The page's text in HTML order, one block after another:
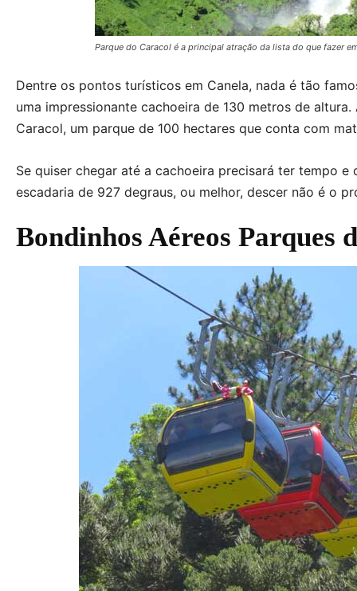
Parque do Caracol é a principal atração da lista do que fazer
Dentre os pontos turísticos em Canela, nada é tão
uma impressionante cachoeira de 130 metros de
Caracol, um parque de 100 hectares que conta com
Se quiser chegar até a cachoeira precisará ter tempo
escadaria de 927 degraus, ou melhor, descer não é o
Bondinhos Aéreos Parques